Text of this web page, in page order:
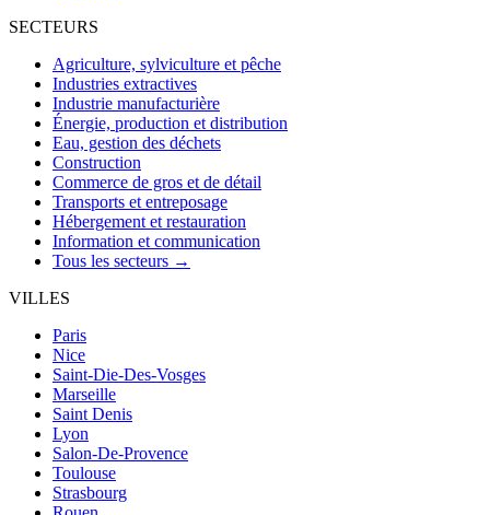
SECTEURS
Agriculture, sylviculture et pêche
Industries extractives
Industrie manufacturière
Énergie, production et distribution
Eau, gestion des déchets
Construction
Commerce de gros et de détail
Transports et entreposage
Hébergement et restauration
Information et communication
Tous les secteurs →
VILLES
Paris
Nice
Saint-Die-Des-Vosges
Marseille
Saint Denis
Lyon
Salon-De-Provence
Toulouse
Strasbourg